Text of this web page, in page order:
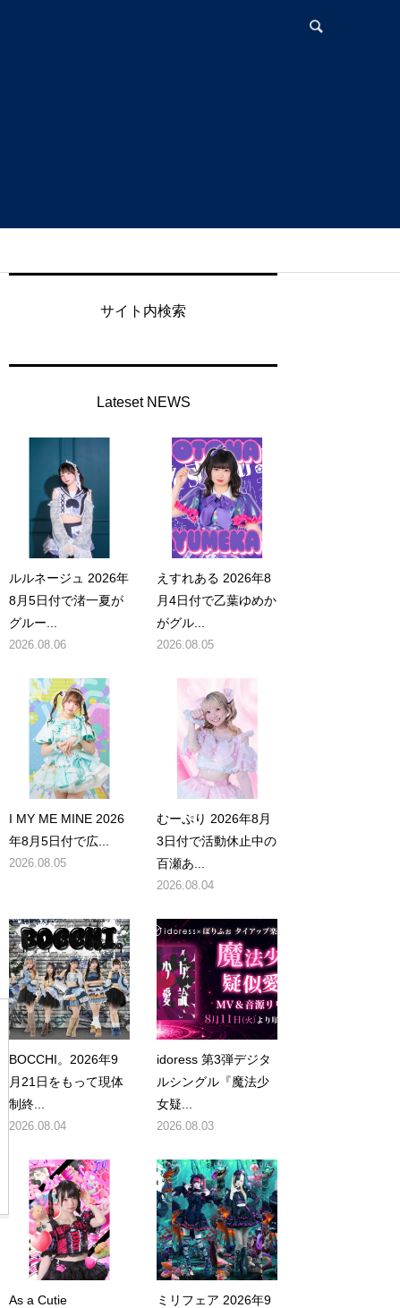
サイト内検索
Lateset NEWS
ルルネージュ 2026年
8月5日付で渚一夏が
グルー...
2026.08.06
えすれある 2026年8
月4日付で乙葉ゆめか
がグル...
2026.08.05
I MY ME MINE 2026
年8月5日付で広...
2026.08.05
むーぷり 2026年8月
3日付で活動休止中の
百瀬あ...
2026.08.04
BOCCHI。2026年9
月21日をもって現体
制終...
2026.08.04
idoress 第3弾デジタ
ルシングル『魔法少
女疑...
2026.08.03
As a Cutie
ミリフェア 2026年9